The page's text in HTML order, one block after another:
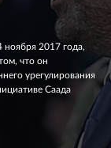
ноября 2017 года,
что он
урегулирования
Саада